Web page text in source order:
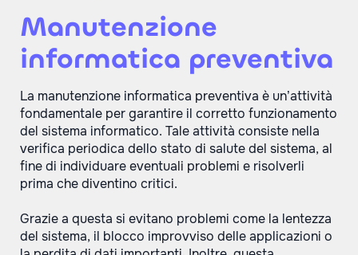
Manutenzione
informatica preventiva
La manutenzione informatica preventiva è un’attività
fondamentale per garantire il corretto funzionamento
del sistema informatico. Tale attività consiste nella
verifica periodica dello stato di salute del sistema, al
fine di individuare eventuali problemi e risolverli
prima che diventino critici.
Grazie a questa si evitano problemi come la lentezza
del sistema, il blocco improvviso delle applicazioni o